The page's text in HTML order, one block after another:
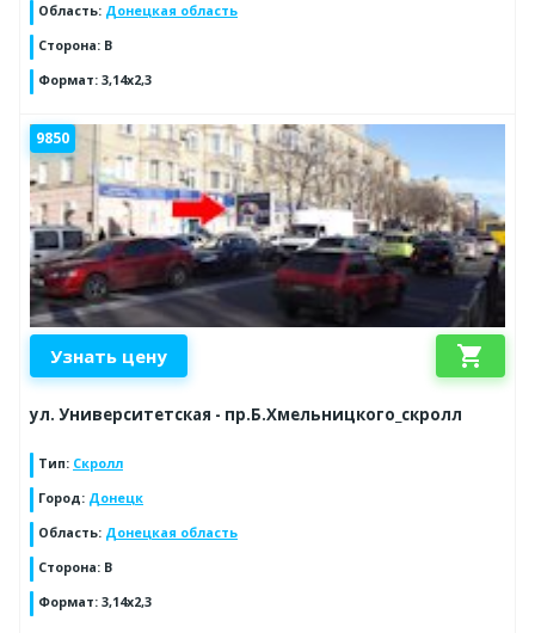
Область: Донецкая область
Сторона: B
Формат: 3,14x2,3
9850
Узнать цену shopping_cart
ул. Университетская - пр.Б.Хмельницкого_скролл
Тип: Скролл
Город: Донецк
Область: Донецкая область
Сторона: B
Формат: 3,14x2,3